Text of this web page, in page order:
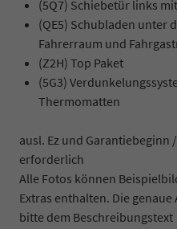
(5Q7) Schiebetür links
(QE5) Schubladen unter
Fahrerraum und
(Z2H) Top Paket
(5G3)
Thermomatten
ausl. Ez und Garantiebeginn
erforderlich
Alle Fotos können
Extras enthalten. Die
bitte dem Beschreibungstext